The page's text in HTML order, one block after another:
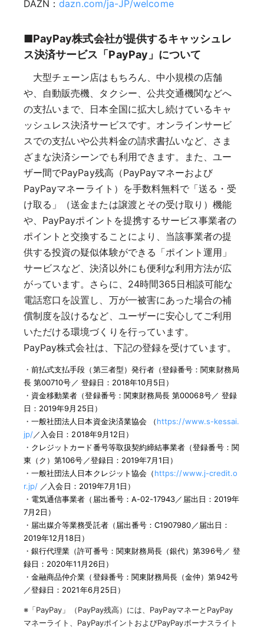
DAZN：dazn.com/ja-JP/welcome
■PayPay株式会社が提供するキャッシュレ
ス決済サービス「PayPay」について
大型チェーン店はもちろん、中小規模の店舗
や、自動販売機、タクシー、公共交通機関などへ
の支払いまで、日本全国に拡大し続けているキャ
ッシュレス決済サービスです。オンラインサービ
スでの支払いや公共料金の請求書払いなど、さま
ざまな決済シーンでも利用できます。また、ユー
ザー間でPayPay残高（PayPayマネーおよび
PayPayマネーライト）を手数料無料で「送る・受
け取る」（送金または譲渡とその受け取り）機能
や、PayPayポイントを提携するサービス事業者の
ポイントと交換することにより、当該事業者の提
供する投資の疑似体験ができる「ポイント運用」
サービスなど、決済以外にも便利な利用方法が広
がっています。さらに、24時間365日相談可能な
電話窓口を設置し、万が一被害にあった場合の補
償制度を設けるなど、ユーザーに安心してご利用
いただける環境づくりを行っています。
PayPay株式会社は、下記の登録を受けています。
・前払式支払手段（第三者型）発行者（登録番号：関東財務局
長 第00710号／ 登録日：2018年10月5日）
・ 資金移動業者（登録番号：関東財務局長 第00068号／ 登録
日：2019年9月25日）
・一般社団法人日本資金決済業協会 （https://www.s-kessai.
jp/／入会日：2018年9月12日）
・ クレジットカード番号等取扱契約締結事業者（登録番号：関
東（ク）第106号／登録日：2019年7月1日）
・一般社団法人日本クレジット協会（https://www.j-credit.o
r.jp/ ／入会日：2019年7月1日）
・ 電気通信事業者（届出番号：A-02-17943／届出日：2019年
7月2日）
・ 届出媒介等業務受託者（届出番号：C1907980／届出日：
2019年12月18日）
・銀行代理業（許可番号：関東財務局長（銀代）第396号／ 登
録日：2020年11月26日）
・金融商品仲介業（登録番号：関東財務局長（金仲）第942号
／登録日：2021年6月25日）
※「PayPay」（PayPay残高）には、PayPayマネーとPayPay
マネーライト、PayPayポイントおよびPayPayボーナスライト